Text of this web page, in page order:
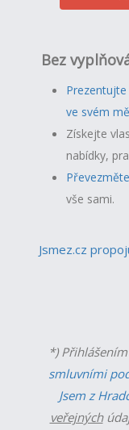
Bez
ve svém
Získejte
nabídky,
vše sami.
Jsmez.cz
*)
smluvními
Jsem z
veřejných